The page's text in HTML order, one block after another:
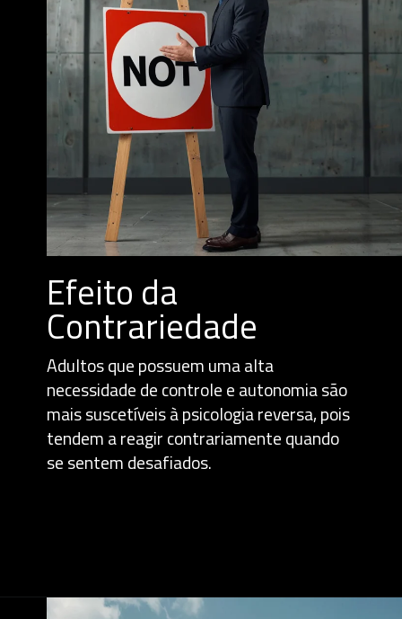
Efeito da
Contrariedade
Adultos que possuem uma alta
necessidade de controle e autonomia são
mais suscetíveis à psicologia reversa, pois
tendem a reagir contrariamente quando
se sentem desafiados.